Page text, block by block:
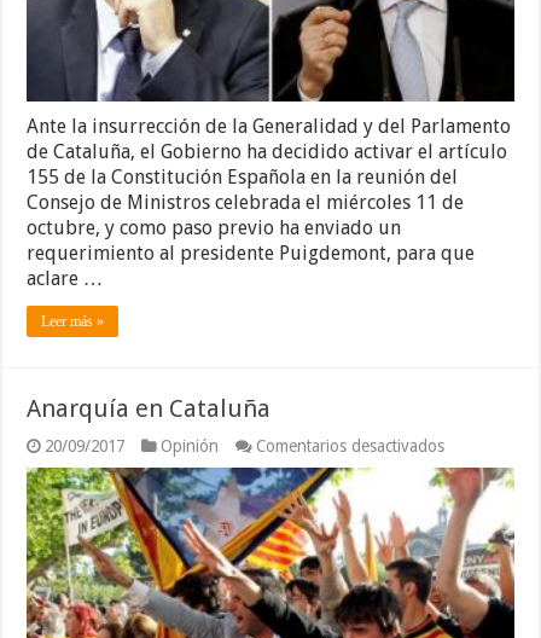
Ante la insurrección de la Generalidad y del Parlamento
de Cataluña, el Gobierno ha decidido activar el artículo
155 de la Constitución Española en la reunión del
Consejo de Ministros celebrada el miércoles 11 de
octubre, y como paso previo ha enviado un
requerimiento al presidente Puigdemont, para que
aclare …
Leer más »
Anarquía en Cataluña
20/09/2017 Opinión Comentarios desactivadosen
Anarquía
en
Cataluña